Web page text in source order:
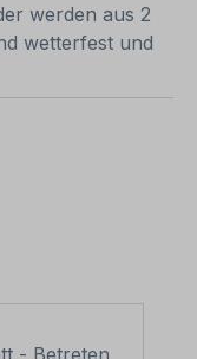
werden aus 2
wetterfest und